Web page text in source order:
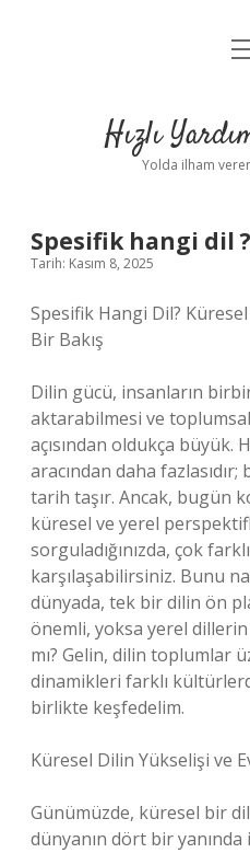
Yasal
Hızlı
Yolda ilham
Spesifik hangi dil ?
Tarih: Kasım 8, 2025
Spesifik Hangi Dil?
Bir Bakış
Dilin gücü, insanların
aktarabilmesi ve toplumsal
açısından oldukça büyük.
aracından daha
tarih taşır. Ancak, bugün
küresel ve yerel
sorguladığınızda, çok
karşılaşabilirsiniz. Bunu
dünyada, tek bir dilin ön
önemli, yoksa yerel
mı? Gelin, dilin toplumlar
dinamikleri farklı
birlikte keşfedelim.
Küresel Dilin Yükselişi ve
Günümüzde, küresel bir
dünyanın dört bir